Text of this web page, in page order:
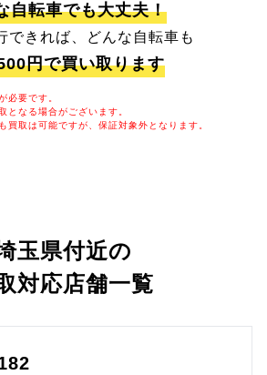
自転車でも大丈夫！
できれば、どんな自転車も
円で買い取ります
必要です。
となる場合がございます。
買取は可能ですが、保証対象外となります。
玉県付近の
対応店舗一覧